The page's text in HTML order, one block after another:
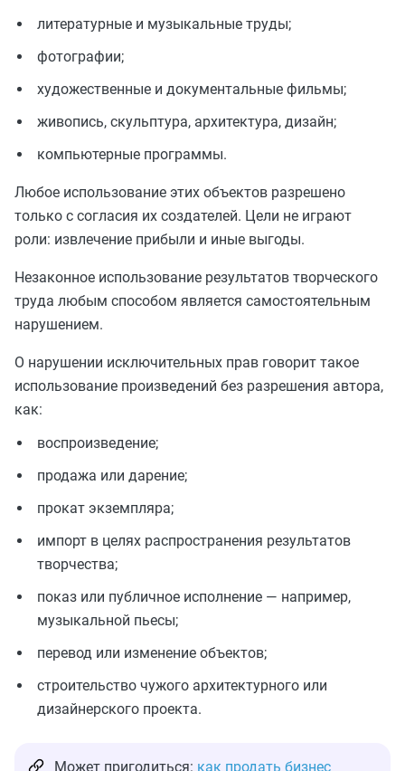
литературные и музыкальные труды;
фотографии;
художественные и документальные фильмы;
живопись, скульптура, архитектура, дизайн;
компьютерные программы.
Любое использование этих объектов разрешено
только с согласия их создателей. Цели не играют
роли: извлечение прибыли и иные выгоды.
Незаконное использование результатов творческого
труда любым способом является самостоятельным
нарушением.
О нарушении исключительных прав говорит такое
использование произведений без разрешения автора,
как:
воспроизведение;
продажа или дарение;
прокат экземпляра;
импорт в целях распространения результатов
творчества;
показ или публичное исполнение — например,
музыкальной пьесы;
перевод или изменение объектов;
строительство чужого архитектурного или
дизайнерского проекта.
Может пригодиться: как продать бизнес